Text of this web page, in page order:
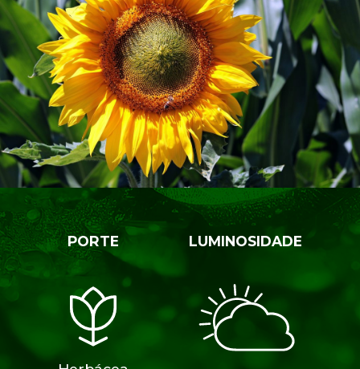
PORTE LUMINOSIDADE